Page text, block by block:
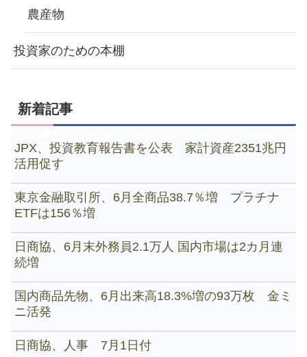
農産物
投資家のための本棚
新着記事
JPX、投資教育報告書を公表 家計資産2351兆円
活用促す
東京金融取引所、6月全商品38.7％増 プラチナ
ETFは156％増
日商協、6月末外務員2.1万人 国内市場は2カ月連
続増
国内商品先物、6月出来高18.3%増の93万枚 金ミ
ニ活発
日商協、人事 7月1日付